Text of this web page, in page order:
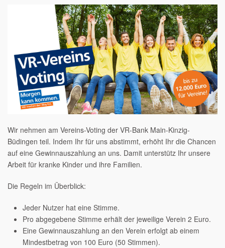
Wir nehmen am Vereins-Voting der VR-Bank Main-Kinzig-
Büdingen teil. Indem Ihr für uns abstimmt, erhöht Ihr die Chancen
auf eine Gewinnauszahlung an uns. Damit unterstütz Ihr unsere
Arbeit für kranke Kinder und ihre Familien.
Die Regeln im Überblick:
Jeder Nutzer hat eine Stimme.
Pro abgegebene Stimme erhält der jeweilige Verein 2 Euro.
Eine Gewinnauszahlung an den Verein erfolgt ab einem
Mindestbetrag von 100 Euro (50 Stimmen).